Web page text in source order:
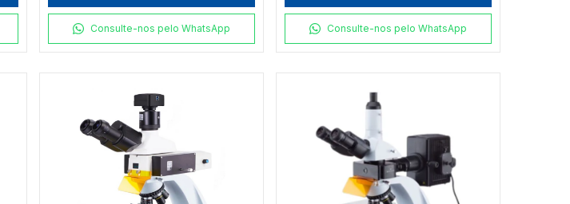
Consulte-nos pelo WhatsApp Consulte-nos pelo WhatsApp